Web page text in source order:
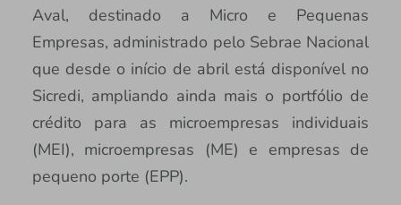
Aval, destinado a Micro e Pequenas
Empresas, administrado pelo Sebrae Nacional
que desde o início de abril está disponível no
Sicredi, ampliando ainda mais o portfólio de
crédito para as microempresas individuais
(MEI), microempresas (ME) e empresas de
pequeno porte (EPP).